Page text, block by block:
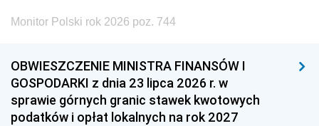
Monitor Polski rok 2026 poz. 744
OBWIESZCZENIE MINISTRA FINANSÓW I
GOSPODARKI z dnia 23 lipca 2026 r. w
sprawie górnych granic stawek kwotowych
podatków i opłat lokalnych na rok 2027